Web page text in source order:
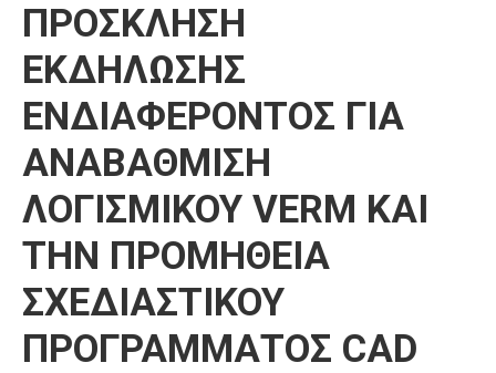
Επικοινωνία
ΠΡΟΣΚΛΗΣΗ
ΕΚΔΗΛΩΣΗΣ
ΕΝΔΙΑΦΕΡΟΝΤΟΣ ΓΙΑ
ΑΝΑΒΑΘΜΙΣΗ
ΛΟΓΙΣΜΙΚΟΥ VERM ΚΑΙ
ΤΗΝ ΠΡΟΜΗΘΕΙΑ
ΣΧΕΔΙΑΣΤΙΚΟΥ
ΠΡΟΓΡΑΜΜΑΤΟΣ CAD